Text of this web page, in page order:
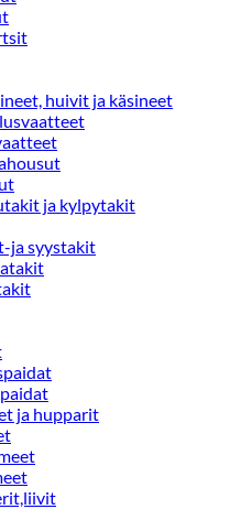
huivit ja käsineet
ja kylpytakit
ja syystakit
ja hupparit